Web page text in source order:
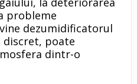
probleme
dezumidificatorul
discret, poate
dintr-o